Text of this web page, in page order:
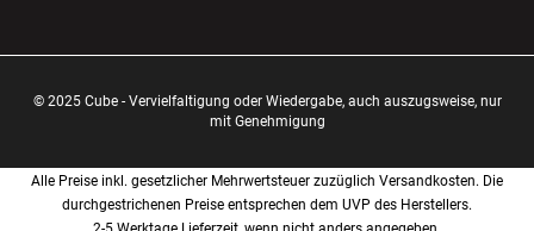
© 2025 Cube - Vervielfaltigung oder Wiedergabe, auch auszugsweise, nur
mit Genehmigung
Alle Preise inkl. gesetzlicher Mehrwertsteuer zuzüglich Versandkosten. Die
durchgestrichenen Preise entsprechen dem UVP des Herstellers.